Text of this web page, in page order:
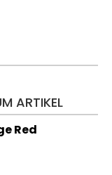
ARTIKEL
Red